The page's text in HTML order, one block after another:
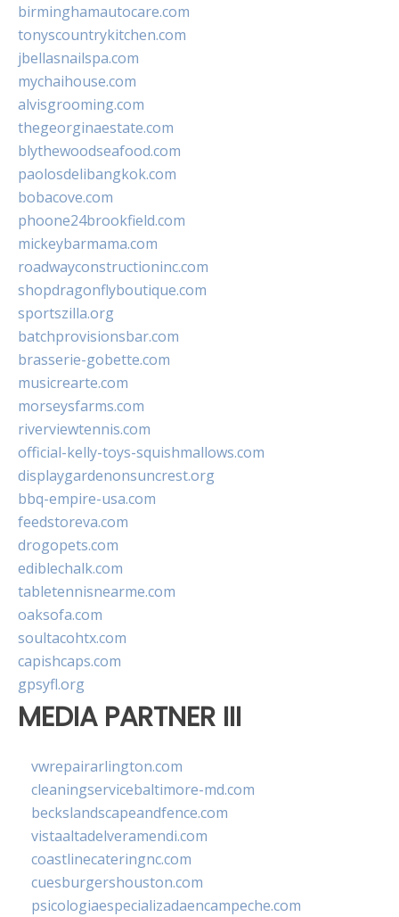
birminghamautocare.com
tonyscountrykitchen.com
jbellasnailspa.com
mychaihouse.com
alvisgrooming.com
thegeorginaestate.com
blythewoodseafood.com
paolosdelibangkok.com
bobacove.com
phoone24brookfield.com
mickeybarmama.com
roadwayconstructioninc.com
shopdragonflyboutique.com
sportszilla.org
batchprovisionsbar.com
brasserie-gobette.com
musicrearte.com
morseysfarms.com
riverviewtennis.com
official-kelly-toys-squishmallows.com
displaygardenonsuncrest.org
bbq-empire-usa.com
feedstoreva.com
drogopets.com
ediblechalk.com
tabletennisnearme.com
oaksofa.com
soultacohtx.com
capishcaps.com
gpsyfl.org
MEDIA PARTNER III
vwrepairarlington.com
cleaningservicebaltimore-md.com
beckslandscapeandfence.com
vistaaltadelveramendi.com
coastlinecateringnc.com
cuesburgershouston.com
psicologiaespecializadaencampeche.com